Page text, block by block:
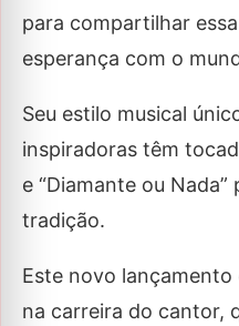
para compartilhar
esperança com o
Seu estilo musical
inspiradoras têm
e “Diamante ou
tradição.
Este novo lançamento
na carreira do cantor,